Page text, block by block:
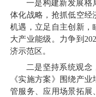
一是构建新发展格
体化战略，抢抓低空经
机遇，立足自主创新，
大产业能级。力争到
济示范区。
二是坚持系统观念
《实施方案》围绕产
管服务、应用场景拓展